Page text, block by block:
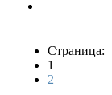
Страница:
1
2